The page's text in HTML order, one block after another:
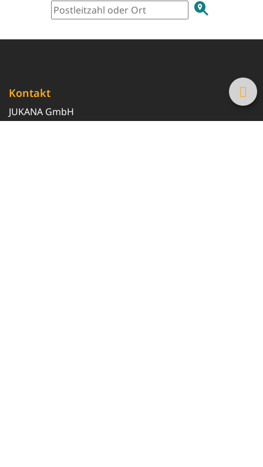
Kontakt
JUKANA GmbH